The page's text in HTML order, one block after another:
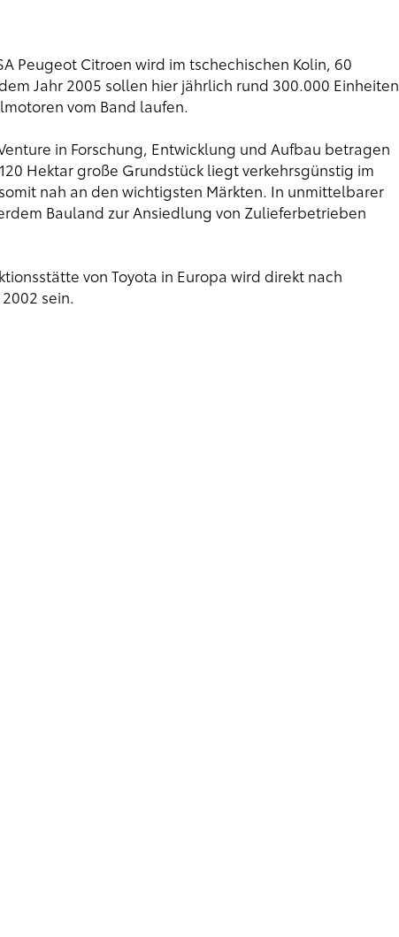
Peugeot Citroen wird im tschechischen Kolin, 60
Jahr 2005 sollen hier jährlich rund 300.000 Einheiten
vom Band laufen.
in Forschung, Entwicklung und Aufbau betragen
Hektar große Grundstück liegt verkehrsgünstig im
nah an den wichtigsten Märkten. In unmittelbarer
Bauland zur Ansiedlung von Zulieferbetrieben
von Toyota in Europa wird direkt nach
sein.